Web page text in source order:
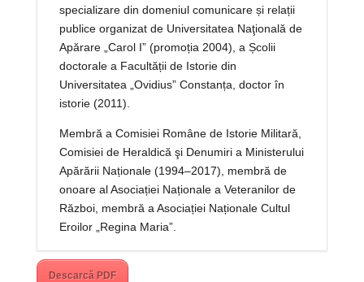
specializare din domeniul comunicare și relații
publice organizat de Universitatea Naţională de
Apărare „Carol I” (promoția 2004), a Școlii
doctorale a Facultății de Istorie din
Universitatea „Ovidius” Constanța, doctor în
istorie (2011).
Membră a Comisiei Române de Istorie Militară,
Comisiei de Heraldică şi Denumiri a Ministerului
Apărării Naționale (1994–2017), membră de
onoare al Asociației Naționale a Veteranilor de
Război, membră a Asociației Naționale Cultul
Eroilor „Regina Maria”.
Descarcă PDF